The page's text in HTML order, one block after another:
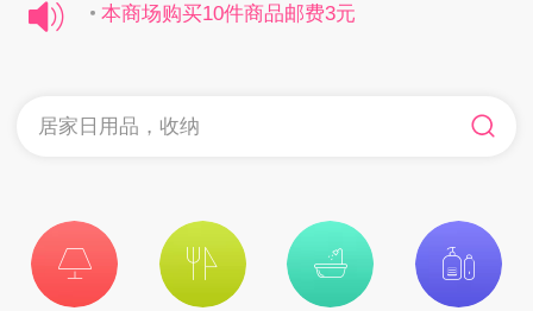
本商场购买10件商品邮费3元
居家日用品，收纳